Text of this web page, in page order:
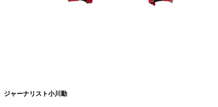
ジャーナリスト小川勤